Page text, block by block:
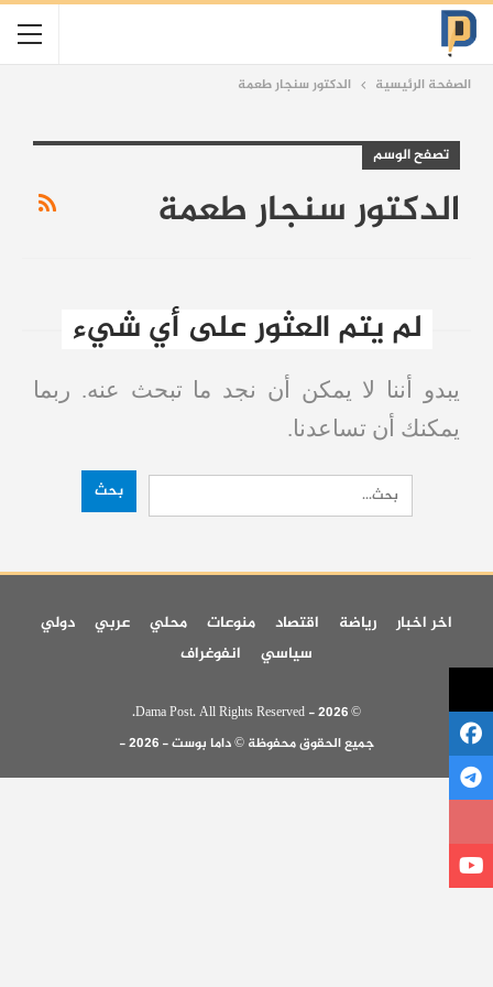
الصفحة الرئيسية الدكتور سنجار طعمة
تصفح الوسم
الدكتور سنجار طعمة
لم يتم العثور على أي شيء
يبدو أننا لا يمكن أن نجد ما تبحث عنه. ربما
يمكنك أن تساعدنا.
اخر اخبار رياضة اقتصاد منوعات محلي عربي
دولي
سياسي
انفوغراف
© 2026 - Dama Post. All Rights Reserved.
جميع الحقوق محفوظة © داما بوست - 2026 -